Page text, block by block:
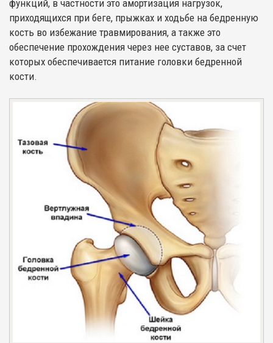
функций, в частности это амортизация нагрузок,
приходящихся при беге, прыжках и ходьбе на бедренную
кость во избежание травмирования, а также это
обеспечение прохождения через нее суставов, за счет
которых обеспечивается питание головки бедренной
кости.